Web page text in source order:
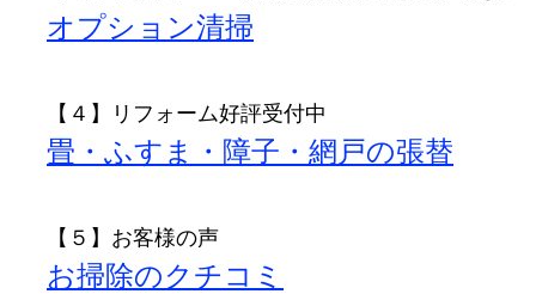
オプション清掃
【４】リフォーム好評受付中
畳・ふすま・障子・網戸の張替
【５】お客様の声
お掃除のクチコミ